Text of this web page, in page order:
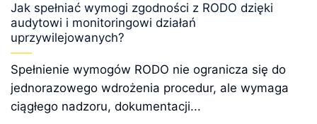
Jak spełniać wymogi zgodności z RODO dzięki
audytowi i monitoringowi działań
uprzywilejowanych?
Spełnienie wymogów RODO nie ogranicza się do
jednorazowego wdrożenia procedur, ale wymaga
ciągłego nadzoru, dokumentacji...